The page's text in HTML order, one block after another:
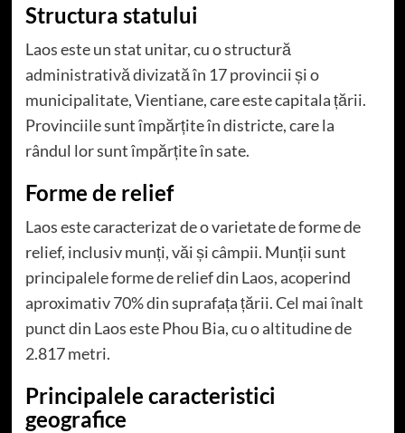
Structura statului
Laos este un stat unitar, cu o structură
administrativă divizată în 17 provincii și o
municipalitate, Vientiane, care este capitala țării.
Provinciile sunt împărțite în districte, care la
rândul lor sunt împărțite în sate.
Forme de relief
Laos este caracterizat de o varietate de forme de
relief, inclusiv munți, văi și câmpii. Munții sunt
principalele forme de relief din Laos, acoperind
aproximativ 70% din suprafața țării. Cel mai înalt
punct din Laos este Phou Bia, cu o altitudine de
2.817 metri.
Principalele caracteristici
geografice